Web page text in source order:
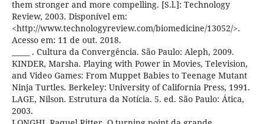
them stronger and more compelling. [S.l.]: Technology
Review, 2003. Disponível em:
<http://www.technologyreview.com/biomedicine/13052/>.
Acesso em: 11 de out. 2018.
_____ . Cultura da Convergência. São Paulo: Aleph, 2009.
KINDER, Marsha. Playing with Power in Movies, Television,
and Video Games: From Muppet Babies to Teenage Mutant
Ninja Turtles. Berkeley: University of California Press, 1991.
LAGE, Nilson. Estrutura da Notícia. 5. ed. São Paulo: Ática,
2003.